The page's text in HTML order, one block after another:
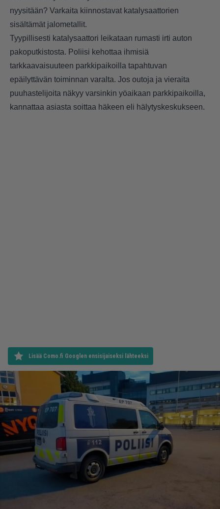
nyysitään? Varkaita kiinnostavat katalysaattorien
sisältämät jalometallit.
Tyypillisesti katalysaattori leikataan rumasti irti auton
pakoputkistosta. Poliisi kehottaa ihmisiä
tarkkaavaisuuteen parkkipaikoilla tapahtuvan
epäilyttävän toiminnan varalta. Jos outoja ja vieraita
puuhastelijoita näkyy varsinkin yöaikaan parkkipaikoilla,
kannattaa asiasta soittaa häkeen eli hälytyskeskukseen.
Lisää Como.fi Googlen ensisijaiseksi lähteeksi